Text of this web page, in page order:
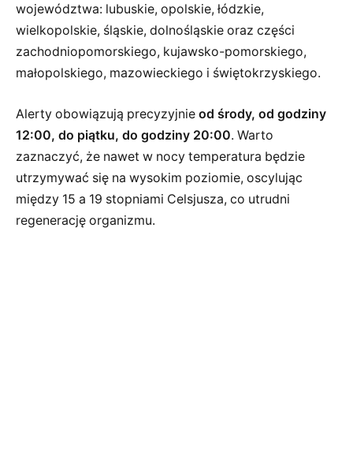
województwa: lubuskie, opolskie, łódzkie,
wielkopolskie, śląskie, dolnośląskie oraz części
zachodniopomorskiego, kujawsko-pomorskiego,
małopolskiego, mazowieckiego i świętokrzyskiego.
Alerty obowiązują precyzyjnie od środy, od godziny
12:00, do piątku, do godziny 20:00. Warto
zaznaczyć, że nawet w nocy temperatura będzie
utrzymywać się na wysokim poziomie, oscylując
między 15 a 19 stopniami Celsjusza, co utrudni
regenerację organizmu.